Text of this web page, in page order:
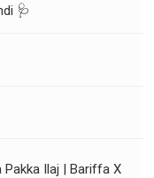
🩺
Pakka Ilaj | Bariffa X